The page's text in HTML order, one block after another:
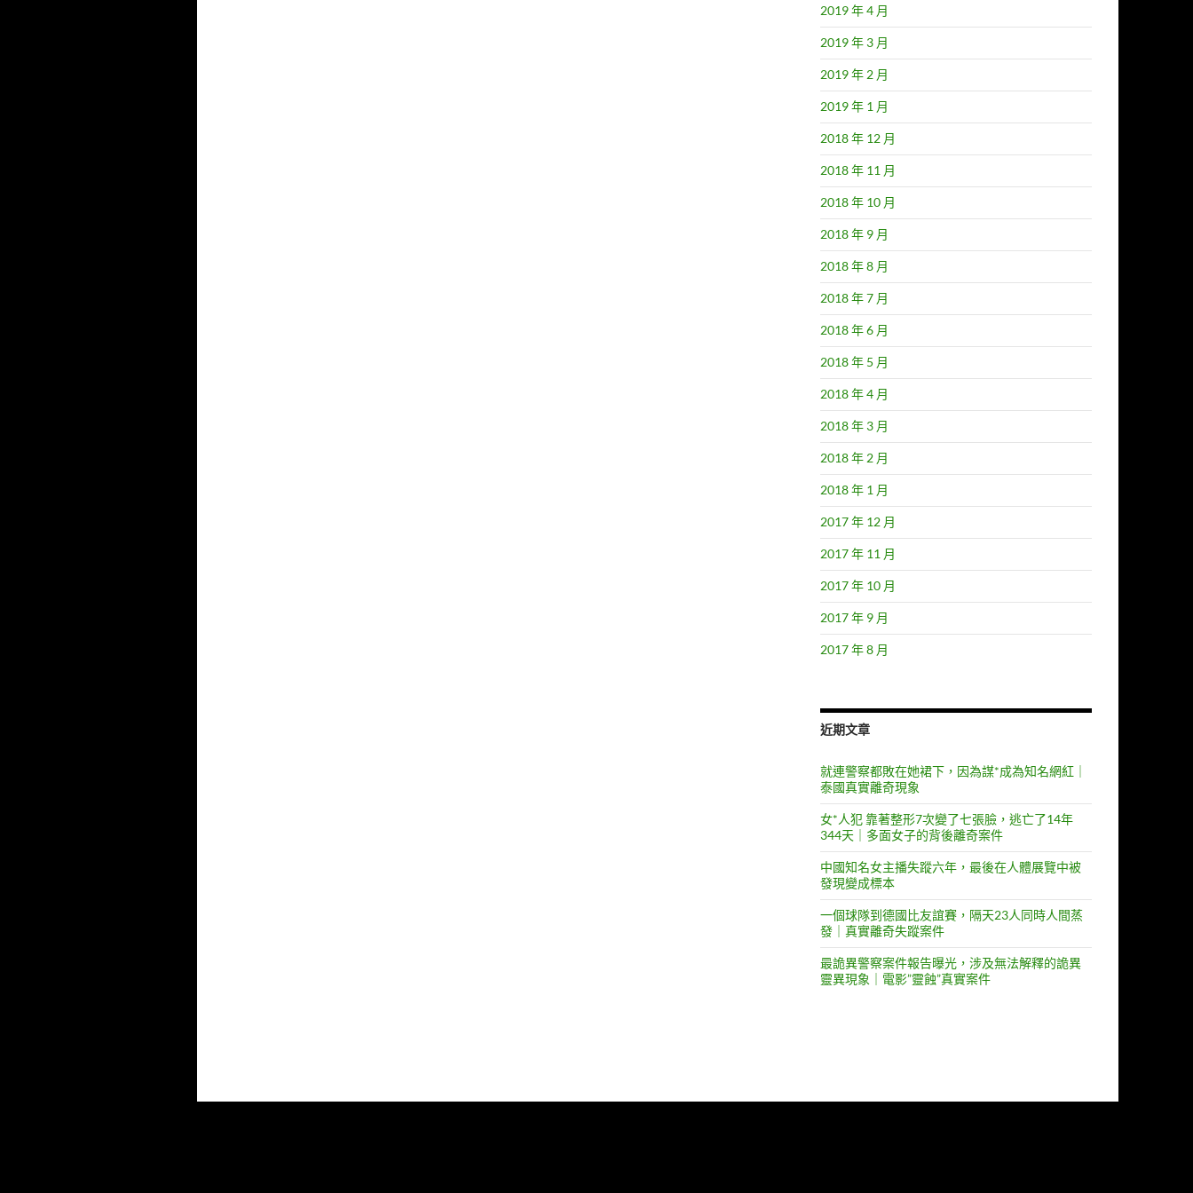
2019 年 4 月
2019 年 3 月
2019 年 2 月
2019 年 1 月
2018 年 12 月
2018 年 11 月
2018 年 10 月
2018 年 9 月
2018 年 8 月
2018 年 7 月
2018 年 6 月
2018 年 5 月
2018 年 4 月
2018 年 3 月
2018 年 2 月
2018 年 1 月
2017 年 12 月
2017 年 11 月
2017 年 10 月
2017 年 9 月
2017 年 8 月
近期文章
就連警察都敗在她裙下，因為謀*成為知名網紅｜
泰國真實離奇現象
女*人犯 靠著整形7次變了七張臉，逃亡了14年
344天｜多面女子的背後離奇案件
中國知名女主播失蹤六年，最後在人體展覽中被
發現變成標本
一個球隊到德國比友誼賽，隔天23人同時人間蒸
發｜真實離奇失蹤案件
最詭異警察案件報告曝光，涉及無法解釋的詭異
靈異現象｜電影”靈蝕”真實案件